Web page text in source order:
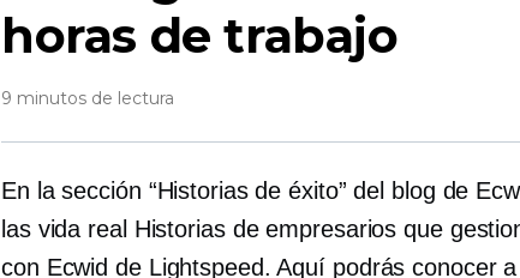
horas de trabajo
9 minutos de lectura
En la sección “Historias de éxito” del blog de
las vida real Historias de empresarios que
con Ecwid de Lightspeed. Aquí podrás conocer